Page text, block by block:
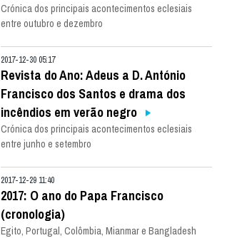
Crónica dos principais acontecimentos eclesiais
entre outubro e dezembro
2017-12-30 05:17
Revista do Ano: Adeus a D. António
Francisco dos Santos e drama dos
incêndios em verão negro
Crónica dos principais acontecimentos eclesiais
entre junho e setembro
2017-12-29 11:40
2017: O ano do Papa Francisco
(cronologia)
Egito, Portugal, Colômbia, Mianmar e Bangladesh